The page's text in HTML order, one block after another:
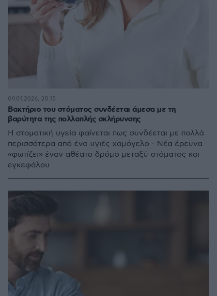
Βακτήριο του στόματος συνδέεται άμεσα με τη
βαρύτητα της πολλαπλής σκλήρυνσης
Η στοματική υγεία φαίνεται πως συνδέεται με πολλά
περισσότερα από ένα υγιές χαμόγελο - Νέα έρευνα
«φωτίζει» έναν αθέατο δρόμο μεταξύ στόματος και
εγκεφάλου
09.01.2026, 20:15